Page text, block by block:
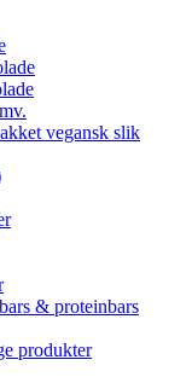
vegansk slik
& proteinbars
produkter